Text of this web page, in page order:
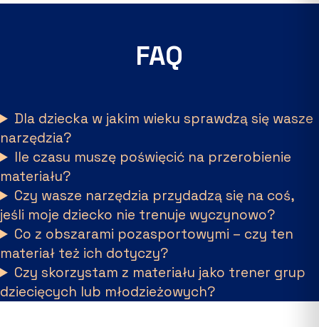
FAQ
Dla dziecka w jakim wieku sprawdzą się wasze
narzędzia?
Ile czasu muszę poświęcić na przerobienie
materiału?
Czy wasze narzędzia przydadzą się na coś,
jeśli moje dziecko nie trenuje wyczynowo?
Co z obszarami pozasportowymi – czy ten
materiał też ich dotyczy?
Czy skorzystam z materiału jako trener grup
dziecięcych lub młodzieżowych?